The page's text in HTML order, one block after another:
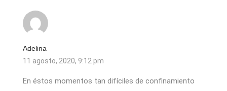
Adelina
11 agosto, 2020, 9:12 pm
En éstos momentos tan difíciles de confinamiento